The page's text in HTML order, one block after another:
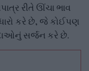
રીતે ઊંચા ભાવ
કરે છે, જે કોઈપણ
સર્જન કરે છે.